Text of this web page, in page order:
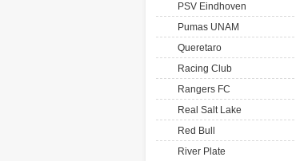
PSV Eindhoven
Pumas UNAM
Queretaro
Racing Club
Rangers FC
Real Salt Lake
Red Bull
River Plate